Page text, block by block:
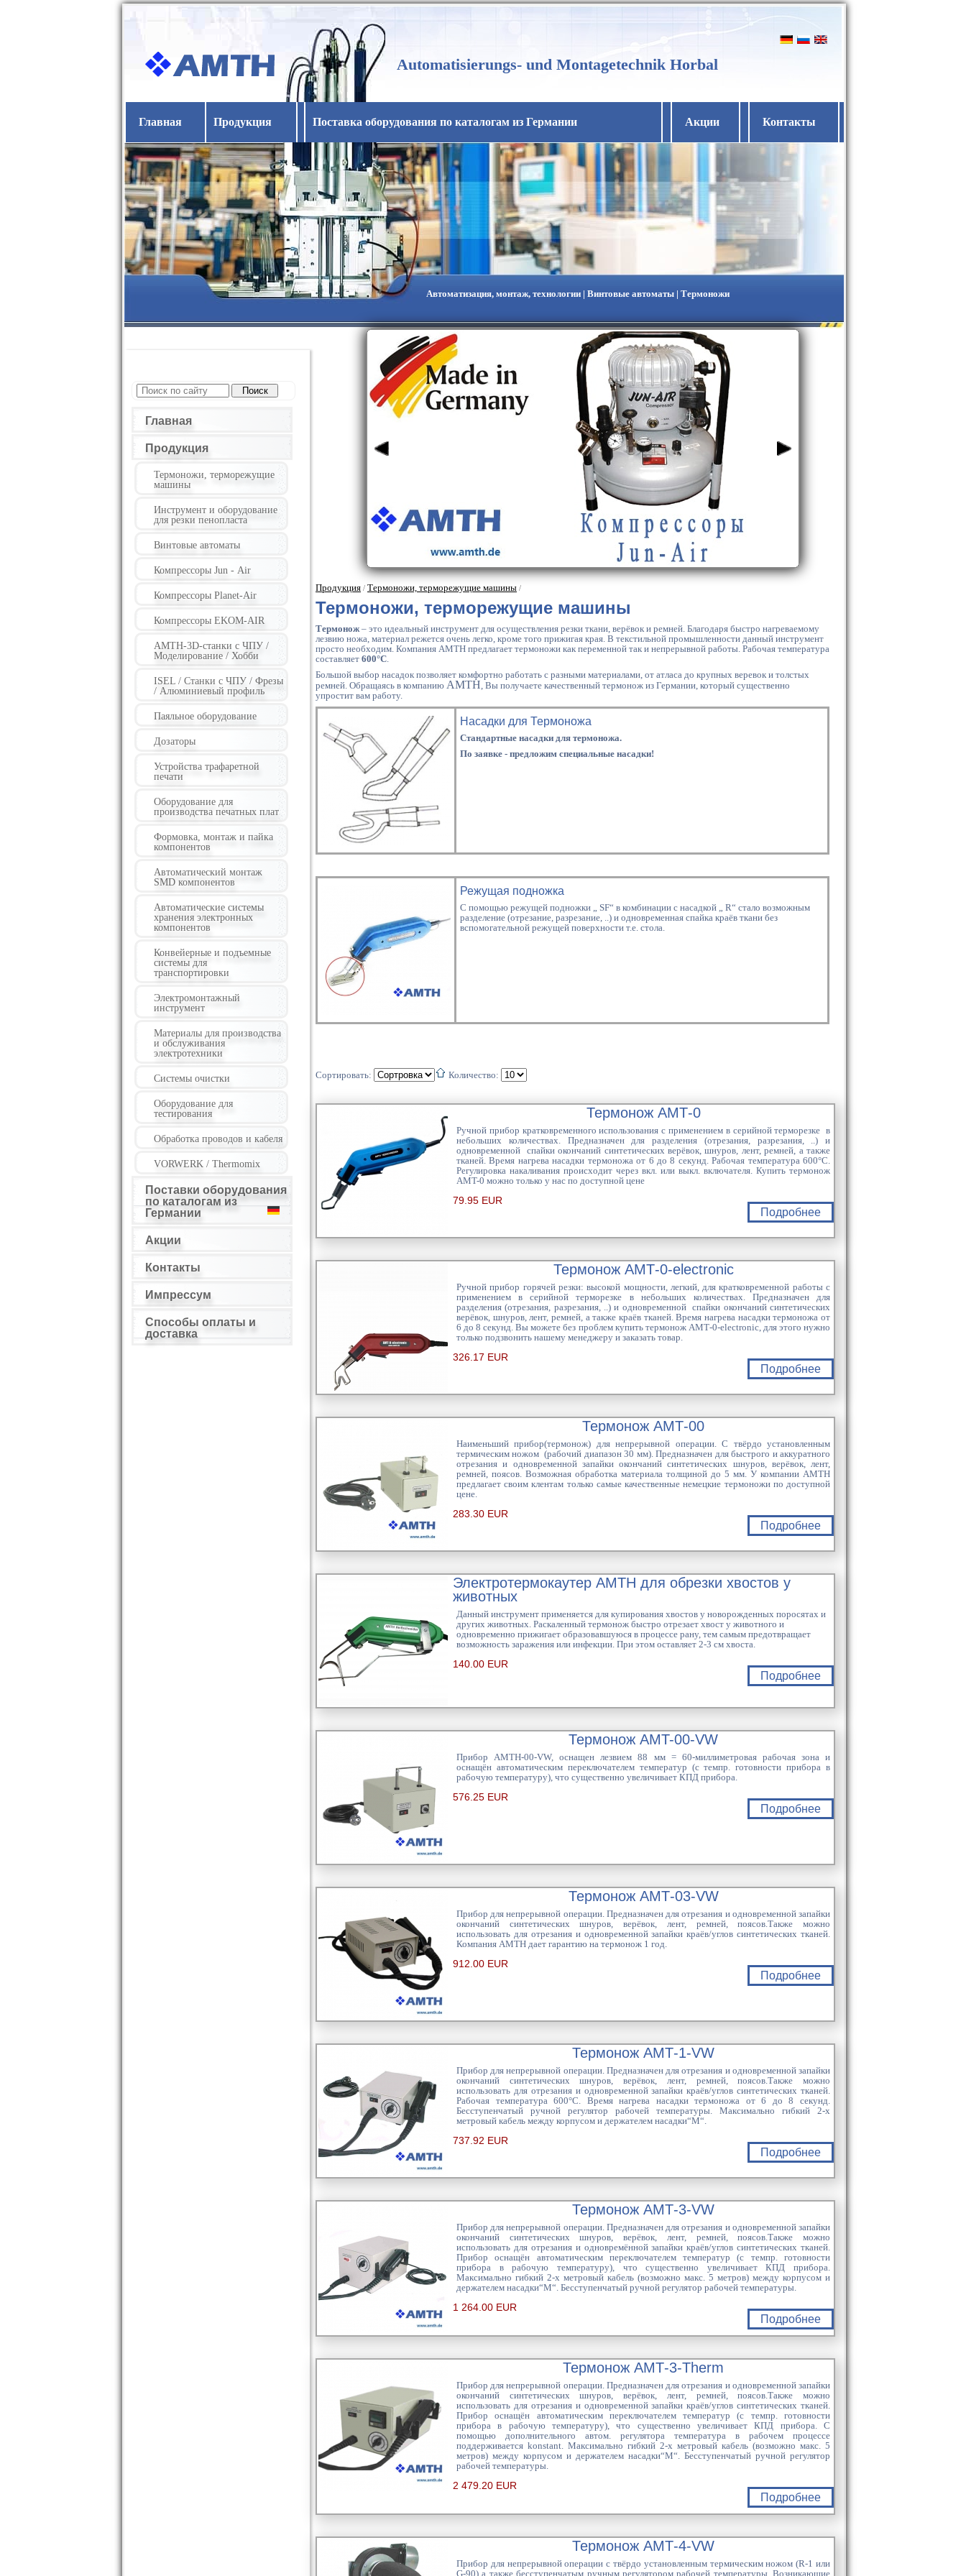
Automatisierungs- und Montagetechnik Horbal
Главная Продукция Поставка оборудования по каталогам из Германии Акции Контакты
Автоматизация, монтаж, технологии | Винтовые автоматы | Термоножи
Главная
Продукция
Термоножи, терморежущие
машины
Инструмент и оборудование
для резки пенопласта
Винтовые автоматы
Компрессоры Jun - Air
Компрессоры Planet-Air
Компрессоры EKOM-AIR
AMTH-3D-станки с ЧПУ /
Моделирование / Хобби
ISEL / Станки с ЧПУ / Фрезы
/ Алюминиевый профиль
Паяльное оборудование
Дозаторы
Устройства трафаретной
печати
Оборудование для
производства печатных плат
Формовка, монтаж и пайка
компонентов
Автоматический монтаж
SMD компонентов
Автоматические системы
хранения электронных
компонентов
Конвейерные и подъемные
системы для
транспортировки
Электромонтажный
инструмент
Материалы для производства
и обслуживания
электротехники
Системы очистки
Оборудование для
тестирования
Обработка проводов и кабеля
VORWERK / Thermomix
Поставки оборудования
по каталогам из
Германии
Акции
Контакты
Импрессум
Способы оплаты и
доставка
Продукция / Термоножи, терморежущие машины /
Термоножи, терморежущие машины
Термонож– это идеальный инструмент для осуществления резки ткани, верёвок и ремней. Благодаря быстро нагреваемому
лезвию ножа, материал режется очень легко, кроме того прижигая края. В текстильной промышленности данный инструмент
просто необходим. Компания AMTH предлагает термоножи как переменной так и непрерывной работы. Рабочая температура
составляет 600°C.
Большой выбор насадок позволяет комфортно работать с разными материалами, от атласа до крупных веревок и толстых
ремней. Обращаясь в компанию AMTH, Вы получаете качественный термонож из Германии, который существенно
упростит вам работу.
Насадки для Термоножа
Стандартные насадки для термоножа.
По заявке - предложим специальные насадки!
Режущая подножка
С помощью режущей подножки „ SF“ в комбинации с насадкой „ R“ стало возможным
разделение (отрезание, разрезание, ..) и одновременная спайка краёв ткани без
вспомогательной режущей поверхности т.е. стола.
Сортировать: Количество:
Термонож АМТ-0
Ручной прибор кратковременного использования с применением в серийной терморезке в
небольших количествах. Предназначен для разделения (отрезания, разрезания, ..) и
одновременной спайки окончаний синтетических верёвок, шнуров, лент, ремней, а также
тканей. Время нагрева насадки термоножа от 6 до 8 секунд. Рабочая температура 600°C.
Регулировка накаливания происходит через вкл. или выкл. включателя. Купить термонож
AMT-0 можно только у нас по доступной цене
79.95 EUR
Подробнее
Термонож АМТ-0-electronic
Ручной прибор горячей резки: высокой мощности, легкий, для кратковременной работы с
применением в серийной терморезке в небольших количествах. Предназначен для
разделения (отрезания, разрезания, ..) и одновременной спайки окончаний синтетических
верёвок, шнуров, лент, ремней, а также краёв тканей. Время нагрева насадки термоножа от
6 до 8 секунд. Вы можете без проблем купить термонож АМТ-0-electronic, для этого нужно
только подзвонить нашему менеджеру и заказать товар.
326.17 EUR
Подробнее
Термонож АМТ-00
Наименьший прибор(термонож) для непрерывной операции. С твёрдо установленным
термическим ножом (рабочий диапазон 30 мм). Предназначен для быстрого и аккуратного
отрезания и одновременной запайки окончаний синтетических шнуров, верёвок, лент,
ремней, поясов. Возможная обработка материала толщиной до 5 мм. У компании AMTH
предлагает своим клентам только самые качественные немецкие термоножи по доступной
цене.
283.30 EUR
Подробнее
Электротермокаутер AMTH для обрезки хвостов у
животных
Данный инструмент применяется для купирования хвостов у новорожденных поросятах и
других животных. Раскаленный термонож быстро отрезает хвост у животного и
одновременно прижигает образовавшуюся в процессе рану, тем самым предотвращает
возможность заражения или инфекции. При этом оставляет 2-3 см хвоста.
140.00 EUR
Подробнее
Термонож AMT-00-VW
Прибор AMTH-00-VW, оснащен лезвием 88 мм = 60-миллиметровая рабочая зона и
оснащён автоматическим переключателем температур (с темпр. готовности прибора в
рабочую температуру), что существенно увеличивает КПД прибора.
576.25 EUR
Подробнее
Термонож АМТ-03-VW
Прибор для непрерывной операции. Предназначен для отрезания и одновременной запайки
окончаний синтетических шнуров, верёвок, лент, ремней, поясов.Также можно
использовать для отрезания и одновременной запайки краёв/углов синтетических тканей.
Компания AMTH дает гарантию на термонож 1 год.
912.00 EUR
Подробнее
Термонож АМТ-1-VW
Прибор для непрерывной операции. Предназначен для отрезания и одновременной запайки
окончаний синтетических шнуров, верёвок, лент, ремней, поясов.Также можно
использовать для отрезания и одновременной запайки краёв/углов синтетических тканей.
Рабочая температура 600°C. Время нагрева насадки термоножа от 6 до 8 секунд.
Бесступенчатый ручной регулятор рабочей температуры. Максимально гибкий 2-х
метровый кабель между корпусом и держателем насадки“M“.
737.92 EUR
Подробнее
Термонож АМТ-3-VW
Прибор для непрерывной операции. Предназначен для отрезания и одновременной запайки
окончаний синтетических шнуров, верёвок, лент, ремней, поясов.Также можно
использовать для отрезания и одновремённой запайки краёв/углов синтетических тканей.
Прибор оснащён автоматическим переключателем температур (с темпр. готовности
прибора в рабочую температуру), что существенно увеличивает КПД прибора.
Максимально гибкий 2-х метровый кабель (возможно макс. 5 метров) между корпусом и
держателем насадки“M“. Бесступенчатый ручной регулятор рабочей температуры.
1 264.00 EUR
Подробнее
Термонож АМТ-3-Therm
Прибор для непрерывной операции. Предназначен для отрезания и одновременной запайки
окончаний синтетических шнуров, верёвок, лент, ремней, поясов.Также можно
использовать для отрезания и одновременной запайки краёв/углов синтетических тканей.
Прибор оснащён автоматическим переключателем температур (с темпр. готовности
прибора в рабочую температуру), что существенно увеличивает КПД прибора. С
помощью дополнительного автом. регулятора температура в рабочем процессе
поддерживается konstant. Максимально гибкий 2-х метровый кабель (возможно макс. 5
метров) между корпусом и держателем насадки“M“. Бесступенчатый ручной регулятор
рабочей температуры.
2 479.20 EUR
Подробнее
Термонож АМТ-4-VW
Прибор для непрерывной операции c твёрдо установленным термическим ножом (R-1 или
G-90) а также бесступенчатым ручным регулятором рабочей температуры. Возникающие